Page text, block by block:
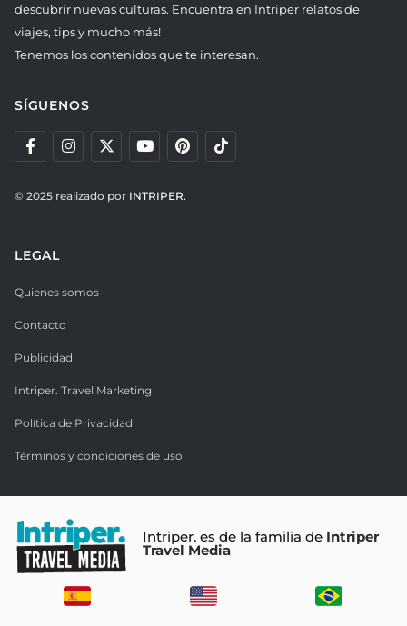
descubrir nuevas culturas. Encuentra en Intriper relatos de
viajes, tips y mucho más!
Tenemos los contenidos que te interesan.
SÍGUENOS
© 2025 realizado por INTRIPER.
LEGAL
Quienes somos
Contacto
Publicidad
Intriper. Travel Marketing
Política de Privacidad
Términos y condiciones de uso
Intriper. es de la familia de Intriper
Travel Media